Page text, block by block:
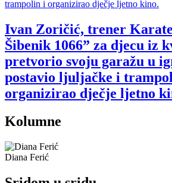
Ivan Zoričić, trener
Šibenik 1066” za djecu iz
pretvorio svoju garažu u
postavio ljuljačke i
organizirao dječje ljetno
Kolumne
Diana Ferić